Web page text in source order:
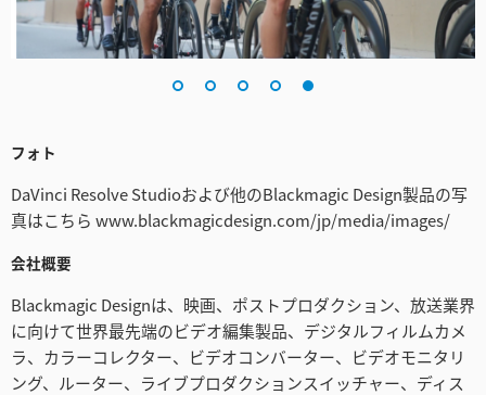
フォト
DaVinci Resolve Studioおよび他のBlackmagic Design製品の写
真はこちら www.blackmagicdesign.com/jp/media/images/
会社概要
Blackmagic Designは、映画、ポストプロダクション、放送業界
に向けて世界最先端のビデオ編集製品、デジタルフィルムカメ
ラ、カラーコレクター、ビデオコンバーター、ビデオモニタリ
ング、ルーター、ライブプロダクションスイッチャー、ディス